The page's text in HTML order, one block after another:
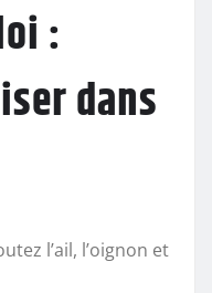
:
dans
l’ail, l’oignon et